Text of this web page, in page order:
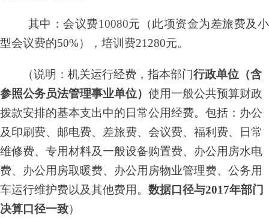
其中：会议费10080元（此项资金为差旅费及小
型会议费的50%），培训费21280元。
（说明：机关运行经费，指本部门行政单位（含
参照公务员法管理事业单位） 使用一般公共预算财政
拨款安排的基本支出中的日常公用经费。包括：办公
及印刷费、邮电费、差旅费、会议费、福利费、日常
维修费、专用材料及一般设备购置费、办公用房水电
费、办公用房取暖费、办公用房物业管理费、公务用
车运行维护费以及其他费用。 数据口径与2017年部门
决算口径一致）